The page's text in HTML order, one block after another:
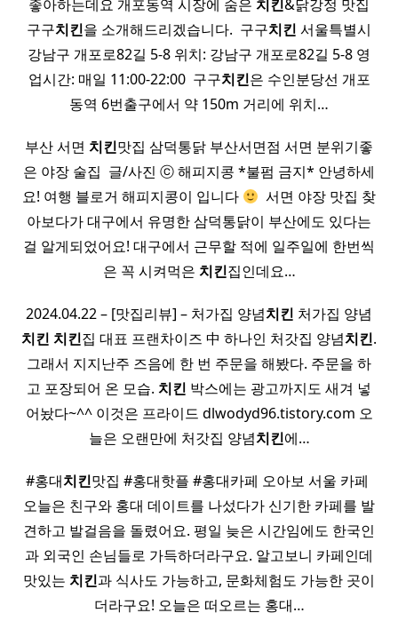
좋아하는데요 개포동역 시장에 숨은 치킨&닭강정 맛집
구구치킨을 소개해드리겠습니다. ​ 구구치킨 서울특별시
강남구 개포로82길 5-8 위치: 강남구 개포로82길 5-8 영
업시간: 매일 11:00-22:00 ​ 구구치킨은 수인분당선 개포
동역 6번출구에서 약 150m 거리에 위치…
부산 서면 치킨맛집 삼덕통닭 부산서면점 서면 분위기좋
은 야장 술집 ​ 글/사진 ⓒ 해피지콩 *불펌 금지* 안녕하세
요! 여행 블로거 해피지콩이 입니다
​ 서면 야장 맛집 찾
아보다가 대구에서 유명한 삼덕통닭이 부산에도 있다는
걸 알게되었어요! 대구에서 근무할 적에 일주일에 한번씩
은 꼭 시켜먹은 치킨집인데요…
2024.04.22 – [맛집리뷰] – 처가집 양념치킨 처가집 양념
치킨 치킨집 대표 프랜차이즈 中 하나인 처갓집 양념치킨.
그래서 지지난주 즈음에 한 번 주문을 해봤다. 주문을 하
고 포장되어 온 모습. 치킨 박스에는 광고까지도 새겨 넣
어놨다~^^ 이것은 프라이드 dlwodyd96.tistory.com 오
늘은 오랜만에 처갓집 양념치킨에…
​ #홍대치킨맛집 #홍대핫플 #홍대카페 오아보 서울 카페 ​ ​
오늘은 친구와 홍대 데이트를 나섰다가 신기한 카페를 발
견하고 발걸음을 돌렸어요. 평일 늦은 시간임에도 한국인
과 외국인 손님들로 가득하더라구요. 알고보니 카페인데
맛있는 치킨과 식사도 가능하고, 문화체험도 가능한 곳이
더라구요! 오늘은 떠오르는 홍대…